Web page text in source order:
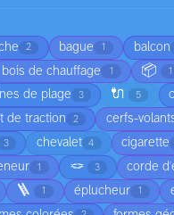
2 bague 1 balcon
bois de chauffage 1 📦 1
de plage 3 🔌 5
de traction 2 cerfs-
3 chevalet 4 cigarette
1 🪢 3 corde
🪜 1 éplucheur 1